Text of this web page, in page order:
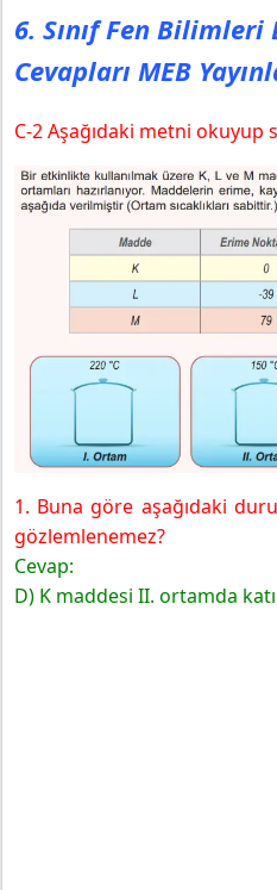
6. Sınıf Fen Bilimleri
Cevapları MEB
C-2 Aşağıdaki metni okuyup
1. Buna göre aşağıdaki
gözlemlenemez?
Cevap:
D) K maddesi II. ortamda